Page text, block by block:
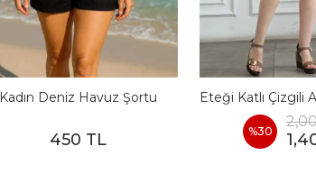
Kadın Deniz Havuz Şortu
450 TL %30